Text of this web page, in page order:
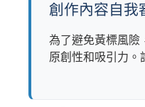
創作內容自我
為了避免黃標風險
原創性和吸引力。